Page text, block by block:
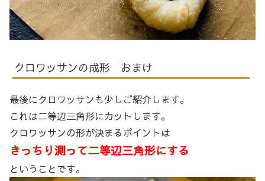
クロワッサンの成形 おまけ
最後にクロワッサンも少しご紹介します。
これは二等辺三角形にカットします。
クロワッサンの形が決まるポイントは
きっちり測って二等辺三角形にする
ということです。